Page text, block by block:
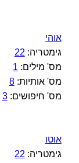
אוהי
גימטריה: 22
מס' מילים: 1
מס' אותיות:8
מס' חיפושים:3
אוטו
גימטריה: 22